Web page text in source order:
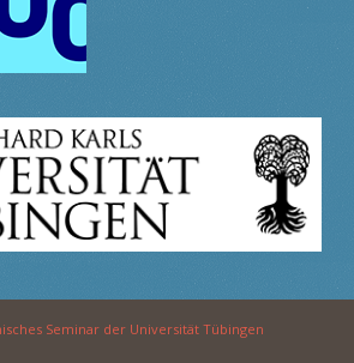
Seminar der Universität Tübingen